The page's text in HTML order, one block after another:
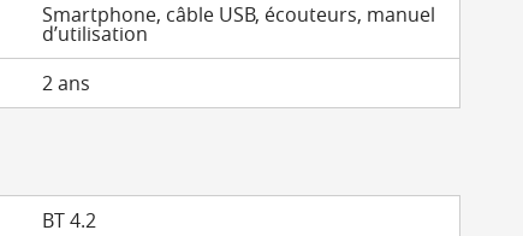
Smartphone, câble USB, écouteurs, manuel
d’utilisation
2 ans
BT 4.2